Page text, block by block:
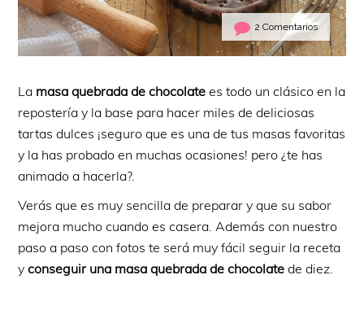
2 Comentarios
La masa quebrada de chocolate es todo un clásico en la
repostería y la base para hacer miles de deliciosas
tartas dulces ¡seguro que es una de tus masas favoritas
y la has probado en muchas ocasiones! pero ¿te has
animado a hacerla?.
Verás que es muy sencilla de preparar y que su sabor
mejora mucho cuando es casera. Además con nuestro
paso a paso con fotos te será muy fácil seguir la receta
yconseguir una masa quebrada de chocolate de diez.